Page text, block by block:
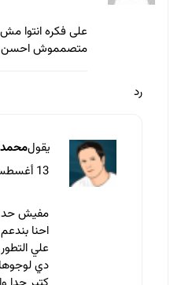
على فكره انتوا مش
متصمموش احسن
رد
يقول
13 أغسطس، 2014 الساعة 8:39 م
مفيش حد
احنا
علي
دي